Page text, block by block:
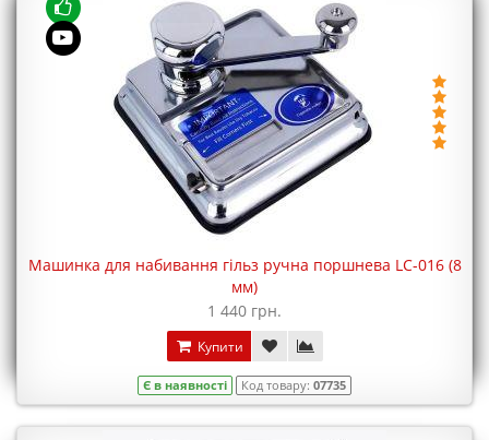
Машинка для набивання гільз ручна поршнева LC-016 (8
мм)
1 440 грн.
Купити
Є в наявності Код товару: 07735